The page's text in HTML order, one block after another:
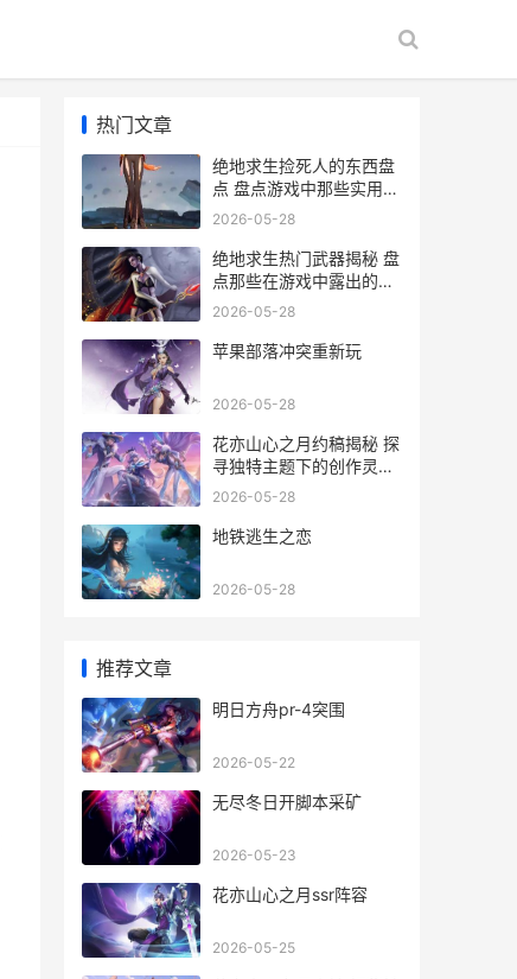
热门文章
绝地求生捡死人的东西盘
点 盘点游戏中那些实用物
品
2026-05-28
绝地求生热门武器揭秘 盘
点那些在游戏中露出的绝
版装备
2026-05-28
苹果部落冲突重新玩
2026-05-28
花亦山心之月约稿揭秘 探
寻独特主题下的创作灵感
与技巧
2026-05-28
地铁逃生之恋
2026-05-28
推荐文章
明日方舟pr-4突围
2026-05-22
无尽冬日开脚本采矿
2026-05-23
花亦山心之月ssr阵容
2026-05-25